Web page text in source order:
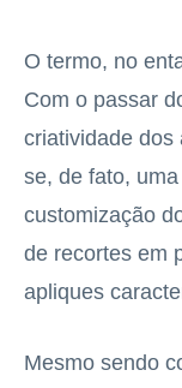
O termo, no
Com o passar
criatividade dos
se, de fato,
customização
de recortes em
apliques
Mesmo sendo